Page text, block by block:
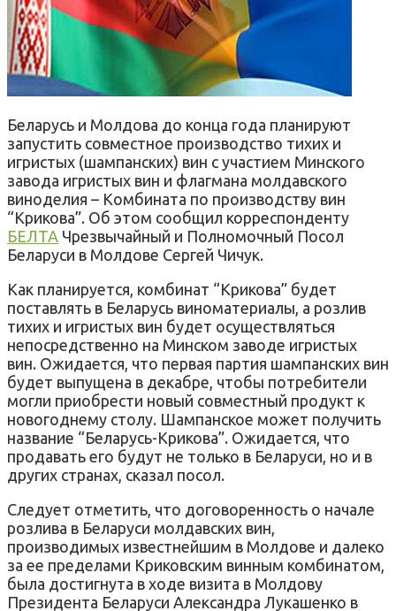
Беларусь и Молдова до конца года планируют
запустить совместное производство тихих и
игристых (шампанских) вин с участием Минского
завода игристых вин и флагмана молдавского
виноделия – Комбината по производству вин
“Крикова”. Об этом сообщил корреспонденту
БЕЛТА Чрезвычайный и Полномочный Посол
Беларуси в Молдове Сергей Чичук.
Как планируется, комбинат “Крикова” будет
поставлять в Беларусь виноматериалы, а розлив
тихих и игристых вин будет осуществляться
непосредственно на Минском заводе игристых
вин. Ожидается, что первая партия шампанских вин
будет выпущена в декабре, чтобы потребители
могли приобрести новый совместный продукт к
новогоднему столу. Шампанское может получить
название “Беларусь-Крикова”. Ожидается, что
продавать его будут не только в Беларуси, но и в
других странах, сказал посол.
Следует отметить, что договоренность о начале
розлива в Беларуси молдавских вин,
производимых известнейшим в Молдове и далеко
за ее пределами Криковским винным комбинатом,
была достигнута в ходе визита в Молдову
Президента Беларуси Александра Лукашенко в